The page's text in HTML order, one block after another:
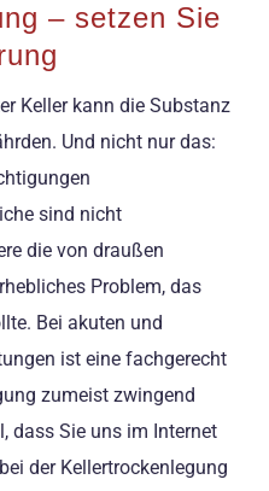
– setzen Sie
Keller kann die Substanz
Und nicht nur das:
sind nicht
die von draußen
Problem, das
Bei akuten und
ist eine fachgerecht
zumeist zwingend
dass Sie uns im Internet
der Kellertrockenlegung